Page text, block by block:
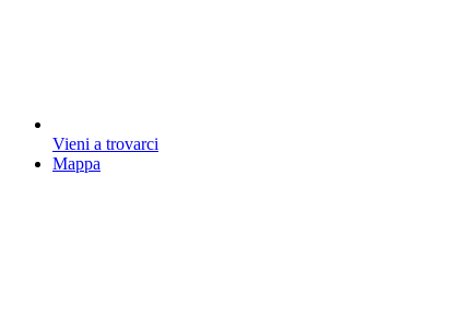
Vieni a trovarci
Mappa